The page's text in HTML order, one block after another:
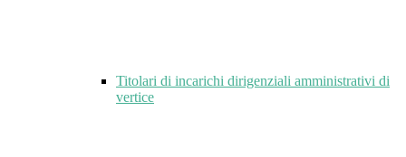
Titolari di incarichi dirigenziali amministrativi di
vertice